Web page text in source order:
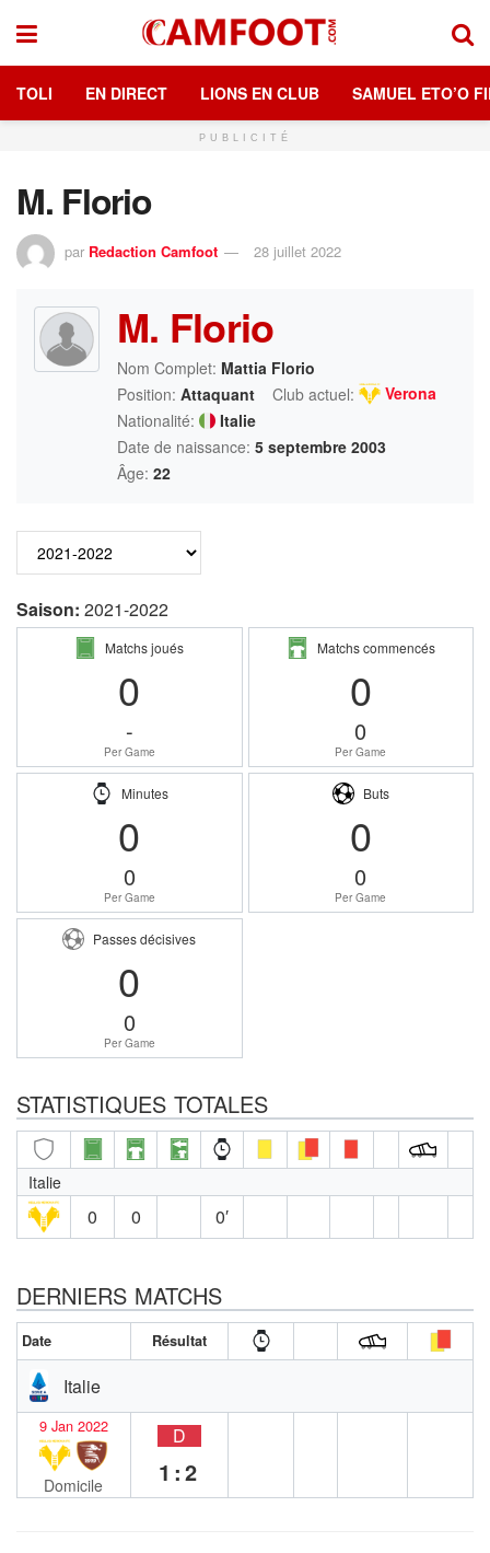
TOLI EN DIRECT LIONS EN CLUB SAMUEL ETO’O
PUBLICITÉ
M. Florio
par Redaction Camfoot 28 juillet 2022
M. Florio
Nom Complet: Mattia Florio
Position: Attaquant Club actuel:
Verona
Nationalité:
Italie
Date de naissance: 5 septembre 2003
Âge: 22
Saison: 2021-2022
Matchs joués
0
-
Per Game
Matchs commencés
0
0
Per Game
Minutes
0
0
Per Game
Buts
0
0
Per Game
Passes décisives
0
0
Per Game
STATISTIQUES TOTALES
Italie
0 0 0′
DERNIERS MATCHS
Date Résultat
Italie
9 Jan 2022
Domicile
D
1:2